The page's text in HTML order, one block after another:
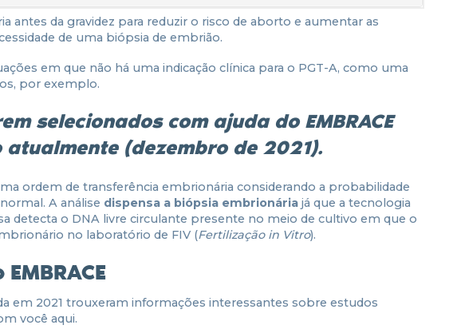
antes da gravidez para reduzir o risco de aborto e aumentar as
de uma biópsia de embrião.
em que não há uma indicação clínica para o PGT-A, como uma
por exemplo.
selecionados com ajuda do EMBRACE
(dezembro de 2021).
ordem de transferência embrionária considerando a probabilidade
A análise dispensa a biópsia embrionária já que a tecnologia
detecta o DNA livre circulante presente no meio de cultivo em que o
no laboratório de FIV (Fertilização in Vitro).
em 2021 trouxeram informações interessantes sobre estudos
você aqui.